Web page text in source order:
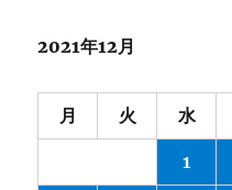
2021年12月
月 火 水
1